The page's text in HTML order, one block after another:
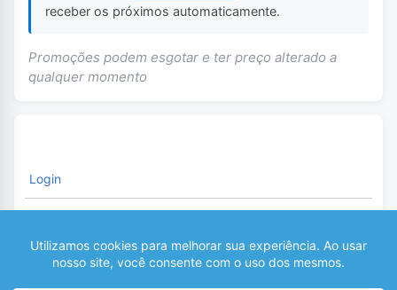
receber os próximos automaticamente.
Promoções podem esgotar e ter preço alterado a
qualquer momento
Login